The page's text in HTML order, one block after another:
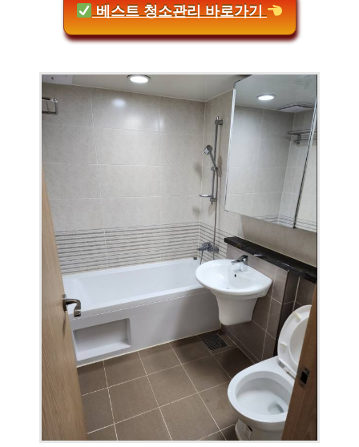
베스트 청소관리 바로가기